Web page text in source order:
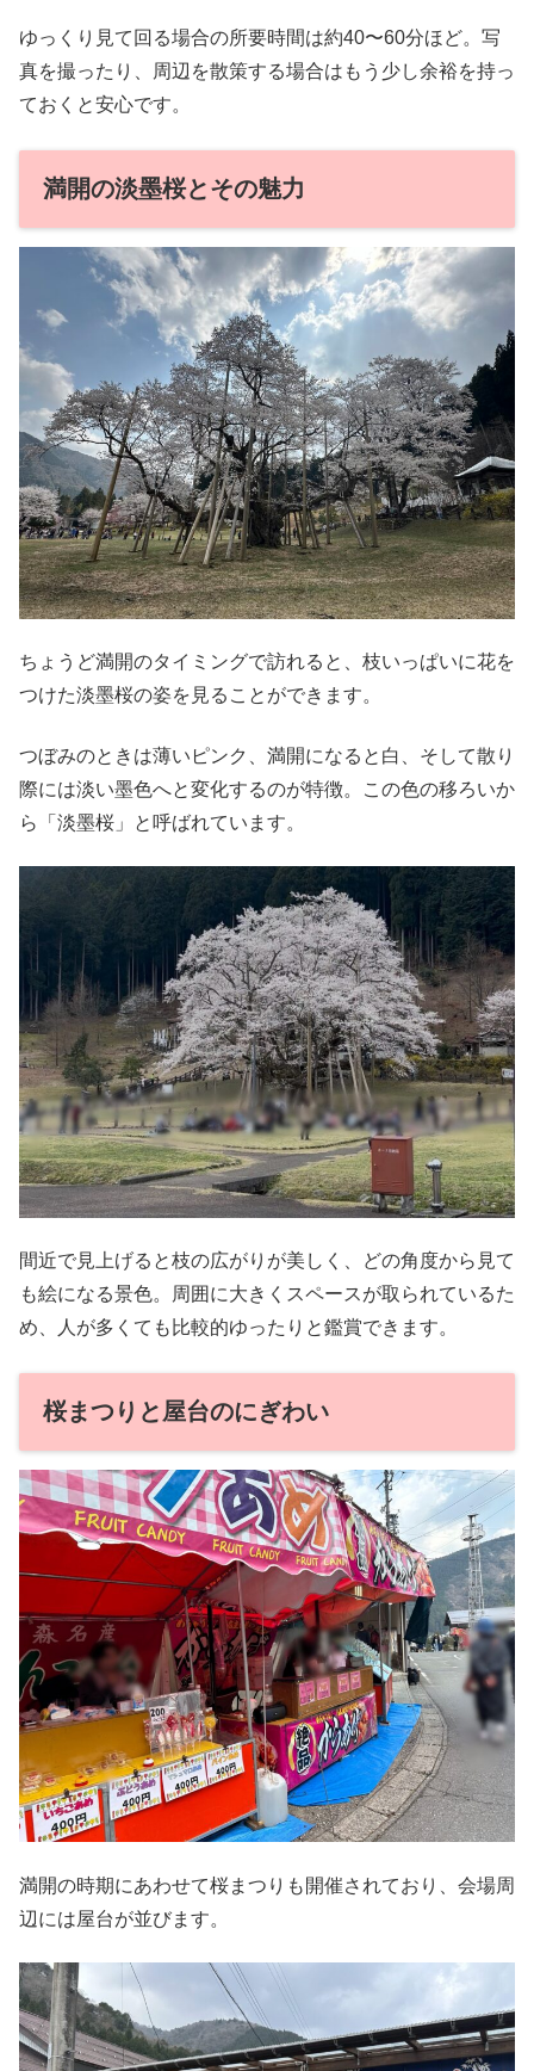
ゆっくり見て回る場合の所要時間は約40〜60分ほど。写
真を撮ったり、周辺を散策する場合はもう少し余裕を持っ
ておくと安心です。
満開の淡墨桜とその魅力
ちょうど満開のタイミングで訪れると、枝いっぱいに花を
つけた淡墨桜の姿を見ることができます。
つぼみのときは薄いピンク、満開になると白、そして散り
際には淡い墨色へと変化するのが特徴。この色の移ろいか
ら「淡墨桜」と呼ばれています。
間近で見上げると枝の広がりが美しく、どの角度から見て
も絵になる景色。周囲に大きくスペースが取られているた
め、人が多くても比較的ゆったりと鑑賞できます。
桜まつりと屋台のにぎわい
満開の時期にあわせて桜まつりも開催されており、会場周
辺には屋台が並びます。